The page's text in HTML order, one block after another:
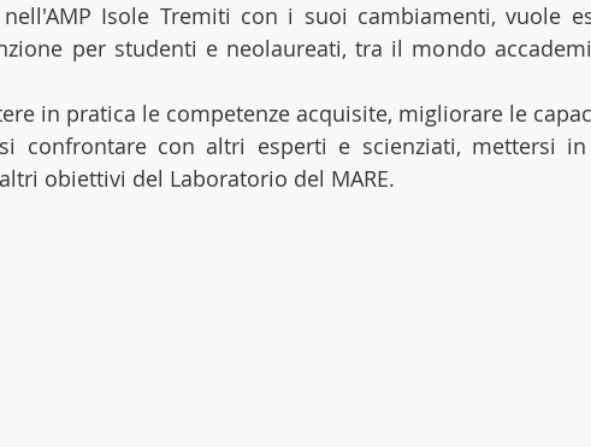
Isole Tremiti con i suoi cambiamenti, vuole
per studenti e neolaureati, tra il mondo
in pratica le competenze acquisite, migliorare le
confrontare con altri esperti e scienziati, mettersi
obiettivi del Laboratorio del MARE.